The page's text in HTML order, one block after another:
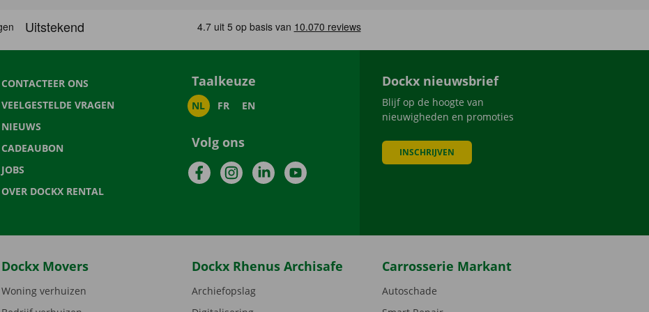
CONTACTEER ONS
VEELGESTELDE VRAGEN
NIEUWS
CADEAUBON
JOBS
OVER DOCKX RENTAL
Taalkeuze
NL FR EN
Volg ons
FacebookInstagramLinkedInYouTube
Dockx nieuwsbrief
Blijf op de hoogte van
nieuwigheden en promoties
INSCHRIJVEN
Dockx Movers
Woning verhuizen
Dockx Rhenus Archisafe
Archiefopslag
Carrosserie Markant
Autoschade